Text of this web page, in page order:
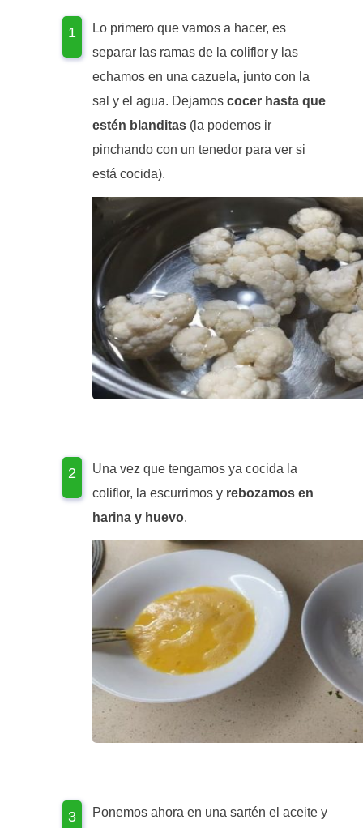
Lo primero que vamos a hacer, es
separar las ramas de la coliflor y las
echamos en una cazuela, junto con la
sal y el agua. Dejamos cocer hasta que
estén blanditas (la podemos ir
pinchando con un tenedor para ver si
está cocida).
Una vez que tengamos ya cocida la
coliflor, la escurrimos y rebozamos en
harina y huevo.
Ponemos ahora en una sartén el aceite y